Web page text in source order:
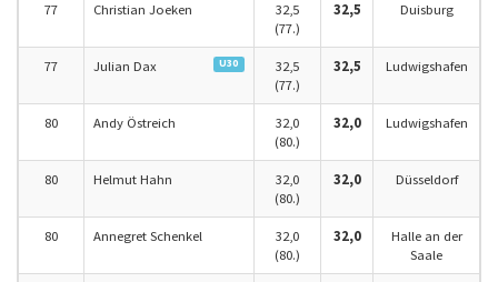
77 Christian Joeken
32,5
(77.)
32,5 Duisburg
77 Julian Dax U30
32,5
(77.)
32,5 Ludwigshafen
80 Andy Östreich
32,0
(80.)
32,0 Ludwigshafen
80 Helmut Hahn
32,0
(80.)
32,0 Düsseldorf
80 Annegret Schenkel
32,0
(80.)
32,0
Halle an der
Saale